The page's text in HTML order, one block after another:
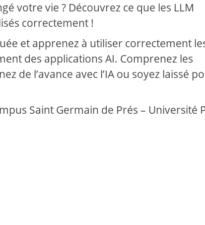
votre vie ? Découvrez ce que les LLM
correctement !
et apprenez à utiliser correctement
des applications AI. Comprenez les
de l’avance avec l’IA ou soyez laissé
Saint Germain de Prés – Université